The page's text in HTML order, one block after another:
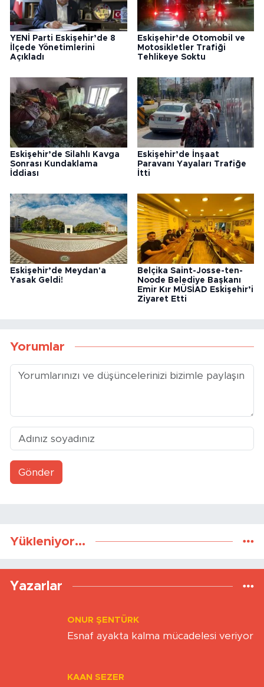
YENİ Parti Eskişehir’de 8
İlçede Yönetimlerini
Açıkladı
Eskişehir’de Otomobil ve
Motosikletler Trafiği
Tehlikeye Soktu
Eskişehir’de Silahlı Kavga
Sonrası Kundaklama
İddiası
Eskişehir’de İnşaat
Paravanı Yayaları Trafiğe
İtti
Eskişehir’de Meydan'a
Yasak Geldi!
Belçika Saint-Josse-ten-
Noode Belediye Başkanı
Emir Kır MÜSİAD Eskişehir’i
Ziyaret Etti
Yorumlar
Gönder
Yükleniyor...
Yazarlar
ONUR ŞENTÜRK
Esnaf ayakta kalma mücadelesi veriyor
KAAN SEZER